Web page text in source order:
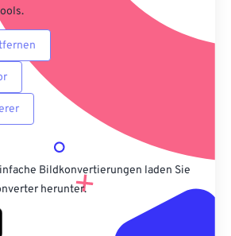
Bildkonvertierungen laden Sie
herunter.